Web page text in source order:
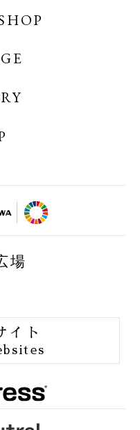
CREATES
SHOP
ONLINE
インショップ
JAS
COFFEE
HEALTH
場
イト